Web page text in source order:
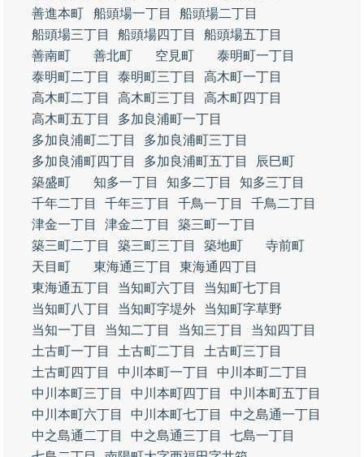
善進本町
船頭場一丁目
船頭場二丁目
船頭場三丁目
船頭場四丁目
船頭場五丁目
善南町
善北町 空見町
泰明町一丁目
泰明町二丁目
泰明町三丁目
高木町一丁目
高木町二丁目
高木町三丁目
高木町四丁目
高木町五丁目
多加良浦町一丁目
多加良浦町二丁目
多加良浦町三丁目
多加良浦町四丁目
多加良浦町五丁目
辰巳町
築盛町
知多一丁目 知多二丁目
知多三丁目
千年二丁目
千年三丁目 千鳥一丁目
千鳥二丁目
津金一丁目
津金二丁目
築三町一丁目
築三町二丁目
築三町三丁目 築地町
寺前町
天目町
東海通三丁目
東海通四丁目
東海通五丁目
当知町六丁目
当知町七丁目
当知町八丁目
当知町字堤外
当知町字草野
当知一丁目
当知二丁目 当知三丁目
当知四丁目
土古町一丁目
土古町二丁目
土古町三丁目
土古町四丁目
中川本町一丁目
中川本町二丁目
中川本町三丁目
中川本町四丁目
中川本町五丁目
中川本町六丁目
中川本町七丁目
中之島通一丁目
中之島通二丁目
中之島通三丁目
七島一丁目